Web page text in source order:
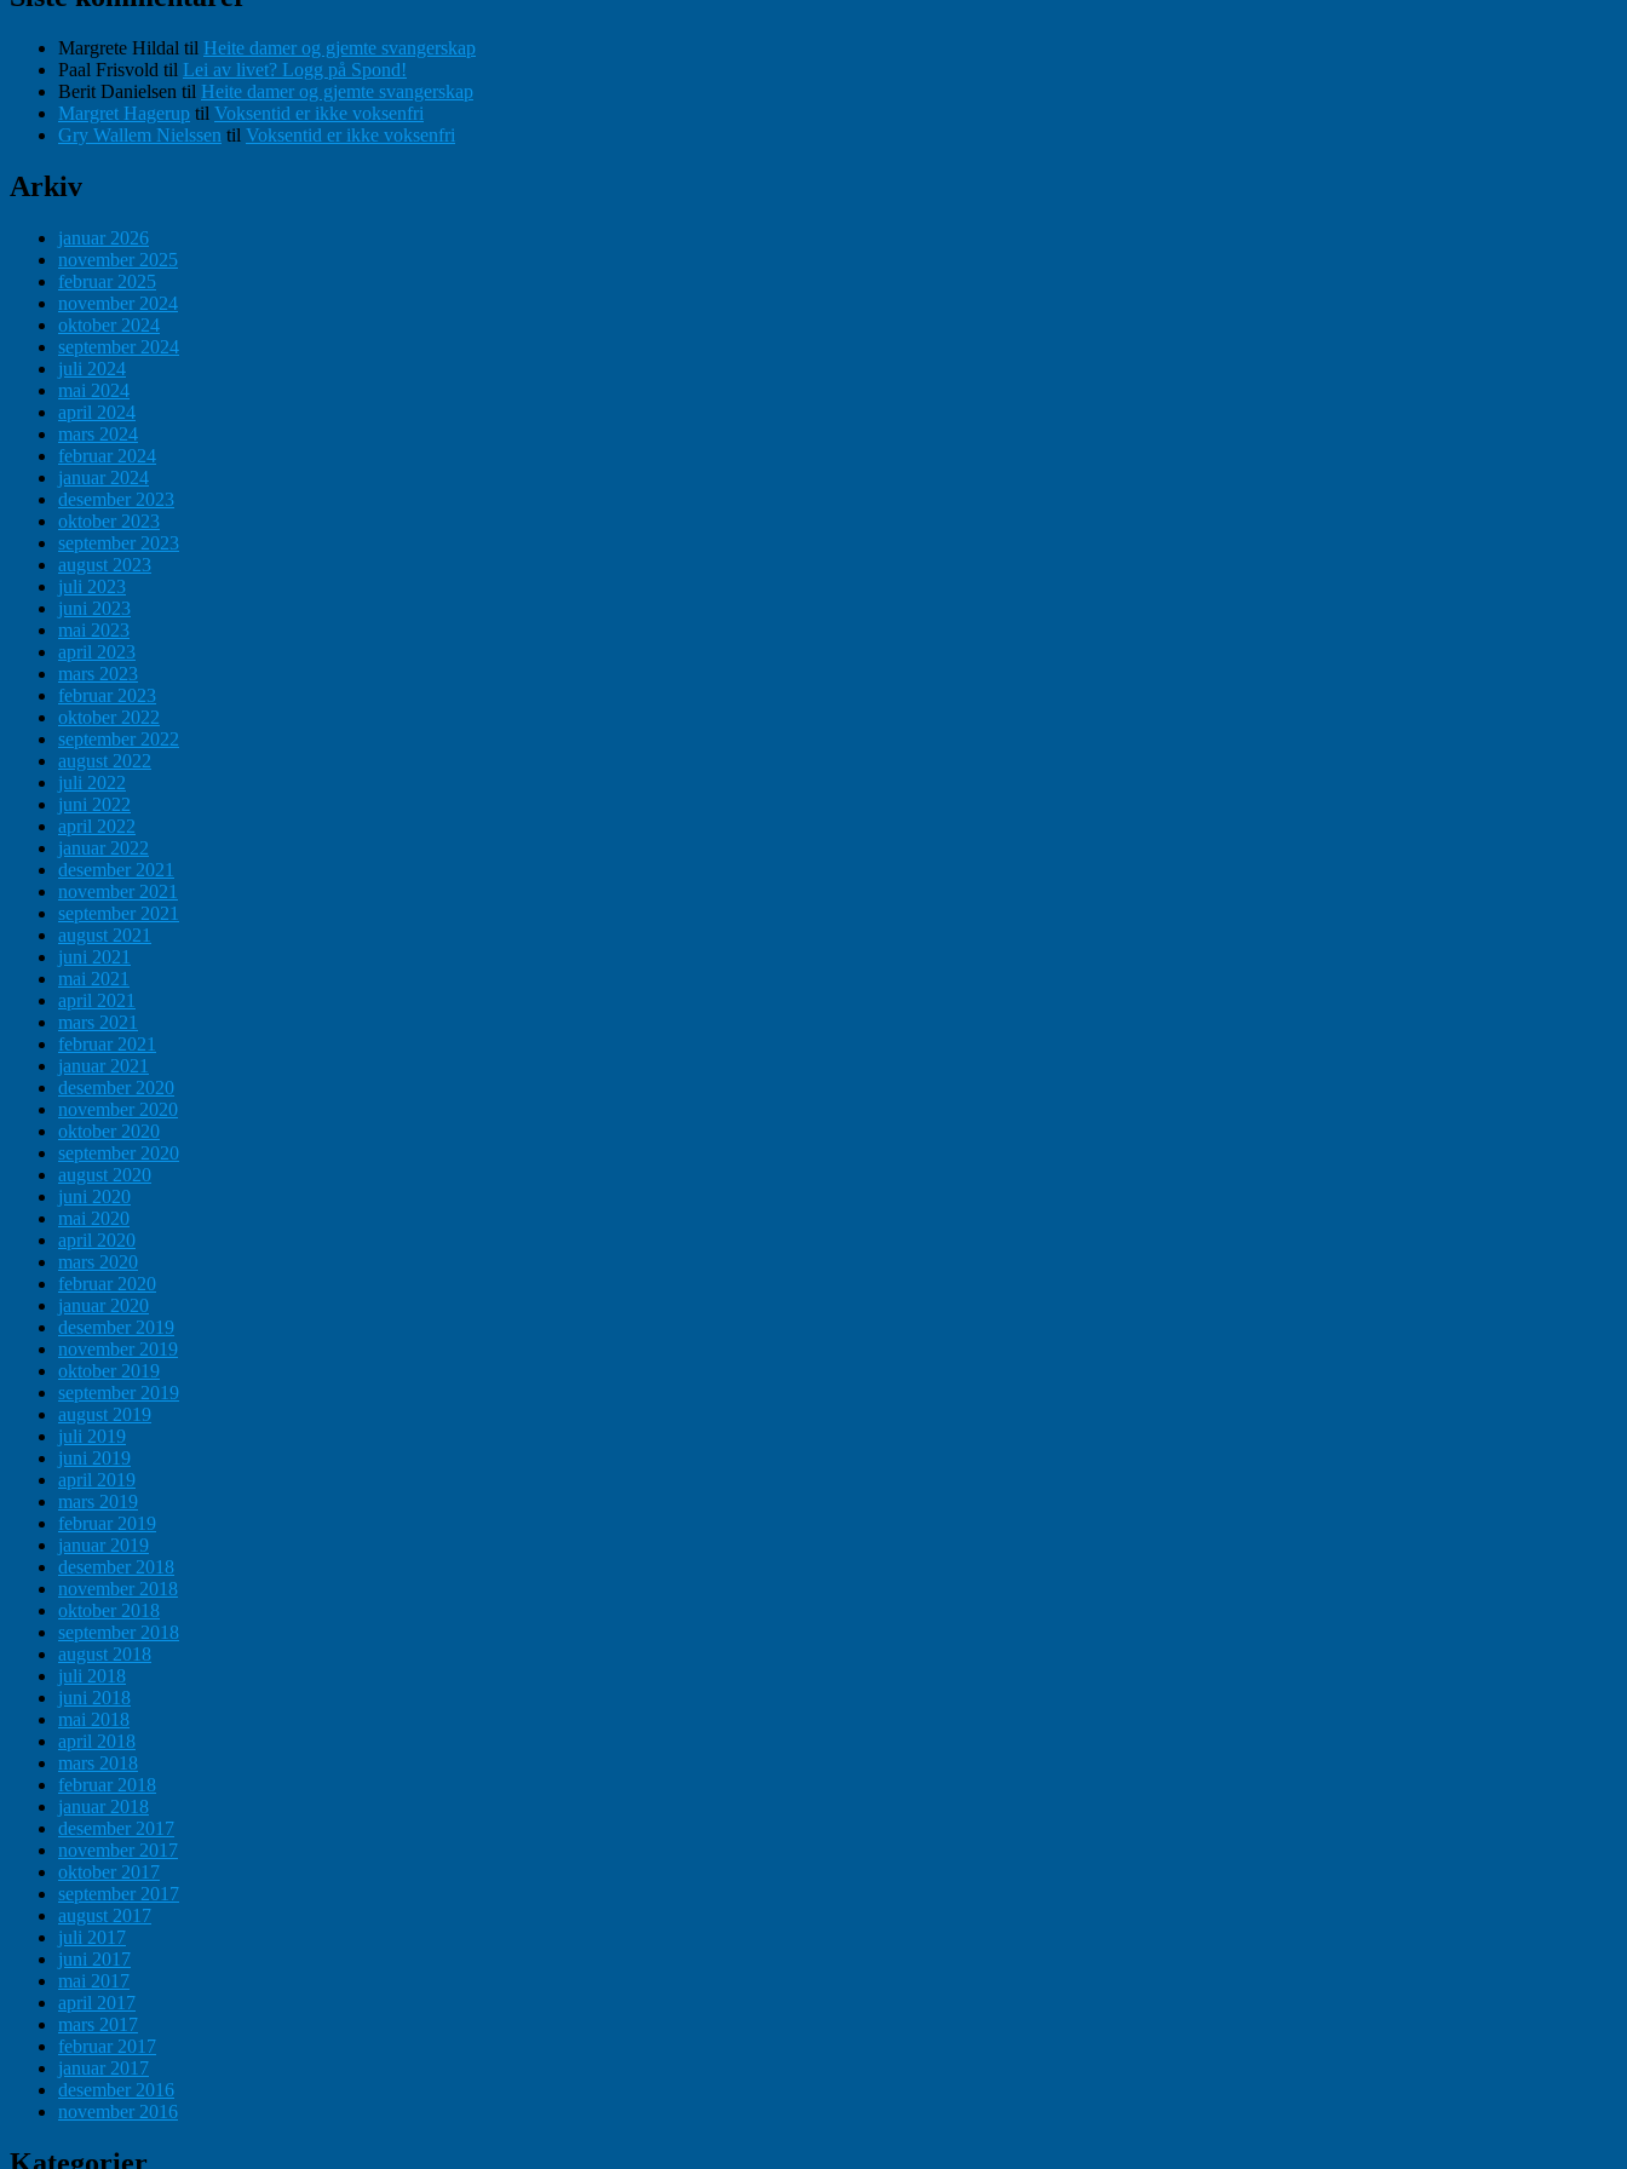
Margrete Hildal til Heite damer og gjemte svangerskap
Paal Frisvold til Lei av livet? Logg på Spond!
Berit Danielsen til Heite damer og gjemte svangerskap
Margret Hagerup til Voksentid er ikke voksenfri
Gry Wallem Nielssen til Voksentid er ikke voksenfri
Arkiv
januar 2026
november 2025
februar 2025
november 2024
oktober 2024
september 2024
juli 2024
mai 2024
april 2024
mars 2024
februar 2024
januar 2024
desember 2023
oktober 2023
september 2023
august 2023
juli 2023
juni 2023
mai 2023
april 2023
mars 2023
februar 2023
oktober 2022
september 2022
august 2022
juli 2022
juni 2022
april 2022
januar 2022
desember 2021
november 2021
september 2021
august 2021
juni 2021
mai 2021
april 2021
mars 2021
februar 2021
januar 2021
desember 2020
november 2020
oktober 2020
september 2020
august 2020
juni 2020
mai 2020
april 2020
mars 2020
februar 2020
januar 2020
desember 2019
november 2019
oktober 2019
september 2019
august 2019
juli 2019
juni 2019
april 2019
mars 2019
februar 2019
januar 2019
desember 2018
november 2018
oktober 2018
september 2018
august 2018
juli 2018
juni 2018
mai 2018
april 2018
mars 2018
februar 2018
januar 2018
desember 2017
november 2017
oktober 2017
september 2017
august 2017
juli 2017
juni 2017
mai 2017
april 2017
mars 2017
februar 2017
januar 2017
desember 2016
november 2016